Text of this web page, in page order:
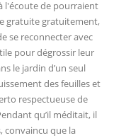
l'écoute de pourraient
gratuite gratuitement,
se reconnecter avec
pour dégrossir leur
le jardin d’un seul
des feuilles et
respectueuse de
qu’il méditait, il
convaincu que la